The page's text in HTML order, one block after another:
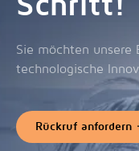
Sie möchten unsere
technologische
Rückruf anfordern